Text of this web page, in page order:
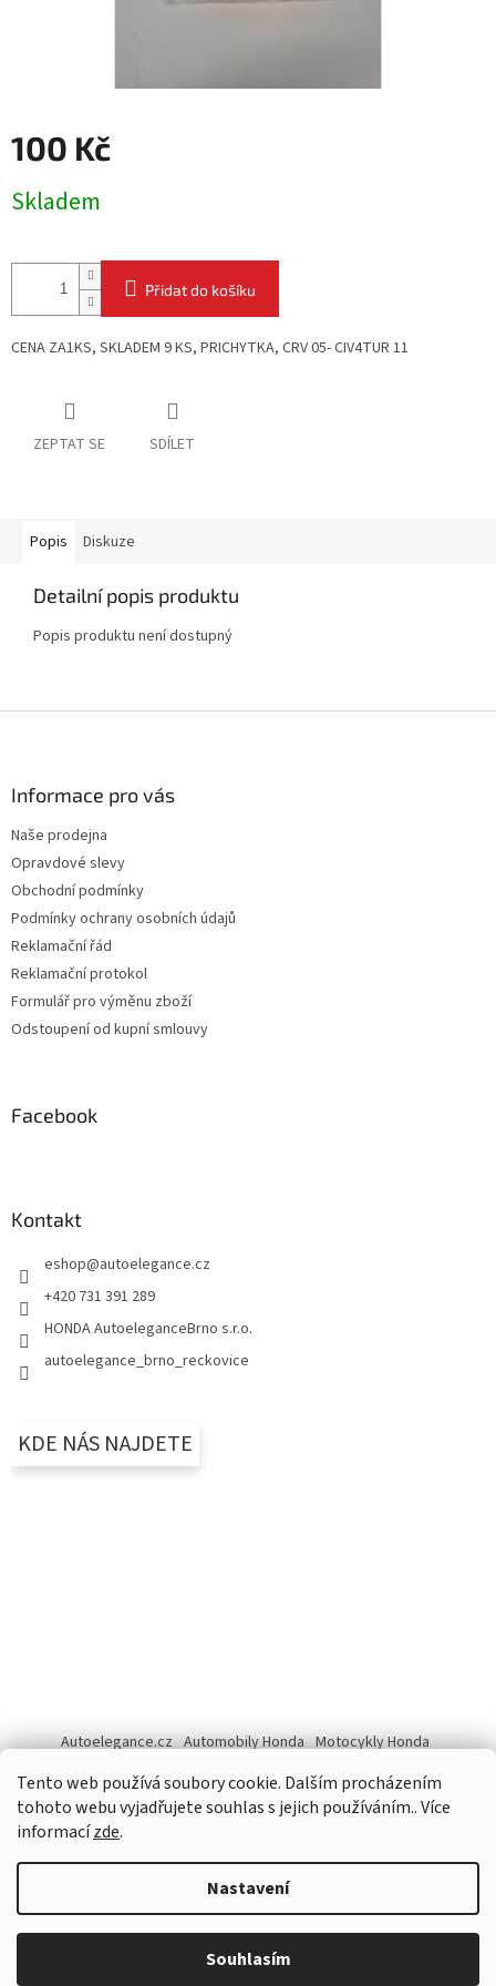
Tento web používá soubory cookie. Dalším procházením
tohoto webu vyjadřujete souhlas s jejich používáním.. Více
informacízde.
Nastavení
Souhlasím
100 Kč
cena:
Skladem
Přidat do košíku
CENA ZA1KS, SKLADEM 9 KS, PRICHYTKA, CRV 05- CIV4TUR 11
ZEPTAT SE SDÍLET
Popis Diskuze
Detailní popis produktu
Popis produktu není dostupný
Informace pro vás
Naše prodejna
Opravdové slevy
Obchodní podmínky
Podmínky ochrany osobních údajů
Reklamační řád
Reklamační protokol
Formulář pro výměnu zboží
Odstoupení od kupní smlouvy
Facebook
Kontakt
eshop@autoelegance.cz
+420 731 391 289
HONDA AutoeleganceBrno s.r.o.
autoelegance_brno_reckovice
KDE NÁS NAJDETE
Autoelegance.cz Automobily Honda Motocykly Honda
Copyright 2026Autoelegance Brno s.r.o.. Všechna práva
vyhrazena.